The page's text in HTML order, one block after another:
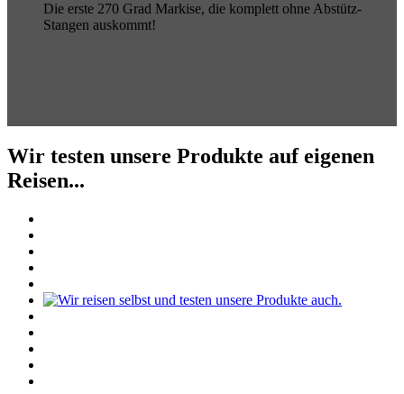
Die erste 270 Grad Markise, die komplett ohne Abstütz-
Stangen auskommt!
Wir testen unsere Produkte auf eigenen
Reisen...